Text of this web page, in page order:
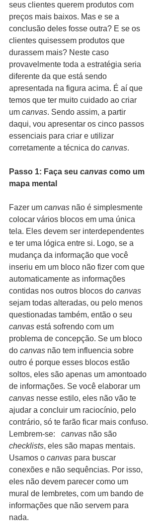
seus clientes querem produtos com
preços mais baixos. Mas e se a
conclusão deles fosse outra? E se os
clientes quisessem produtos que
durassem mais? Neste caso
provavelmente toda a estratégia seria
diferente da que está sendo
apresentada na figura acima. É aí que
temos que ter muito cuidado ao criar
um canvas. Sendo assim, a partir
daqui, vou apresentar os cinco passos
essenciais para criar e utilizar
corretamente a técnica do canvas.
Passo 1: Faça seu canvas como um
mapa mental
Fazer um canvas não é simplesmente
colocar vários blocos em uma única
tela. Eles devem ser interdependentes
e ter uma lógica entre si. Logo, se a
mudança da informação que você
inseriu em um bloco não fizer com que
automaticamente as informações
contidas nos outros blocos do canvas
sejam todas alteradas, ou pelo menos
questionadas também, então o seu
canvas está sofrendo com um
problema de concepção. Se um bloco
do canvas não tem influencia sobre
outro é porque esses blocos estão
soltos, eles são apenas um amontoado
de informações. Se você elaborar um
canvas nesse estilo, eles não vão te
ajudar a concluir um raciocínio, pelo
contrário, só te farão ficar mais confuso.
Lembrem-se:
canvas não são
checklists, eles são mapas mentais.
Usamos o canvas para buscar
conexões e não sequências. Por isso,
eles não devem parecer como um
mural de lembretes, com um bando de
informações que não servem para
nada.